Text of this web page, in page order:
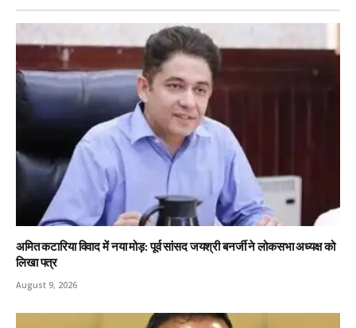
अमित कटारिया विवाद में नया मोड़: पूर्व सांसद जयश्री बनर्जी ने लोकसभा अध्यक्ष को
लिखा पत्र
August 9, 2026